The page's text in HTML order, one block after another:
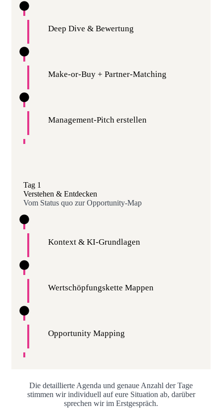
Tag 1
Verstehen & Entdecken
Vom Status quo zur Opportunity-Map
Kontext & KI-Grundlagen
Wertschöpfungskette Mappen
Opportunity Mapping
Deep Dive & Bewertung
Make-or-Buy + Partner-Matching
Management-Pitch erstellen
Die detaillierte Agenda und genaue Anzahl der Tage
stimmen wir individuell auf eure Situation ab, darüber
sprechen wir im Erstgespräch.